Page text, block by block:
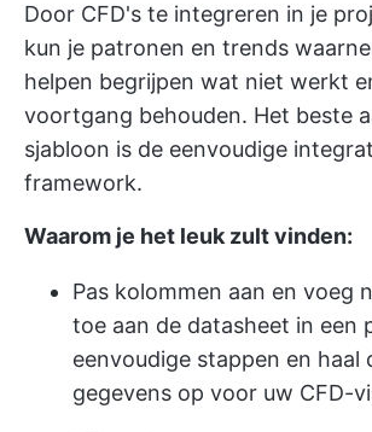
Door CFD's te integreren in je
kun je patronen en trends
helpen begrijpen wat niet werkt
voortgang behouden. Het beste
sjabloon is de eenvoudige
framework.
Waarom je het leuk zult vinden:
Pas kolommen aan en voeg
toe aan de datasheet in een
eenvoudige stappen en haal
gegevens op voor uw CFD-